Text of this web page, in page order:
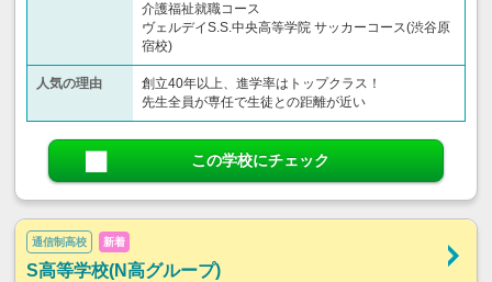
介護福祉就職コース
ヴェルデイS.S.中央高等学院 サッカーコース(渋谷原
宿校)
人気の理由
創立40年以上、進学率はトップクラス！
先生全員が専任で生徒との距離が近い
この学校にチェック
通信制高校 新着
S高等学校(N高グループ)